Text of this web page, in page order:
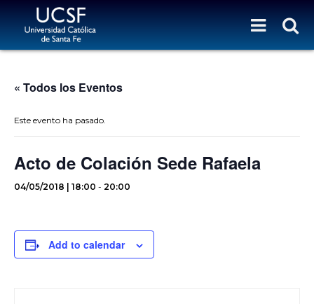
« Todos los Eventos
Este evento ha pasado.
Acto de Colación Sede Rafaela
04/05/2018 | 18:00 - 20:00
Add to calendar